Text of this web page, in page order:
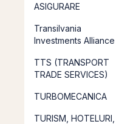
ASIGURARE
Transilvania
Investments Alliance
TTS (TRANSPORT
TRADE SERVICES)
TURBOMECANICA
TURISM, HOTELURI,